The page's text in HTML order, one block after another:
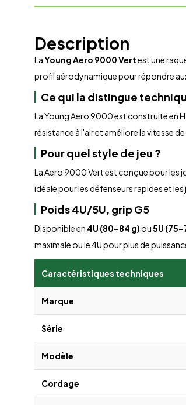
Description
LaYoung Aero 9000 Vertest une
profil aérodynamique pour répondre
Ce qui la distingue
La Young Aero 9000 est construite en
résistance à l'air et améliore la vitesse
Pour quel style de jeu ?
La Aero 9000 Vert est conçue pour les
idéale pour les défenseurs rapides et
Poids 4U/5U, grip G5
Disponible en 4U (80–84 g)ou5U
maximale ou le 4U pour plus de
Caractéristiques techniques
Marque
Série
Modèle
Cordage